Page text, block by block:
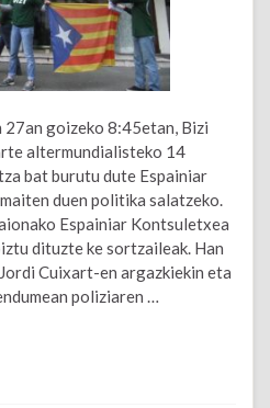
goizeko 8:45etan, Bizi
altermundialisteko 14
bat burutu dute Espainiar
duen politika salatzeko.
Espainiar Kontsuletxea
dituzte ke sortzaileak. Han
Cuixart-en argazkiekin eta
poliziaren …